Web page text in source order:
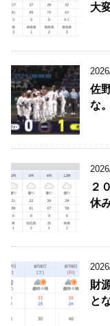
大
佐
な。
２
休
財
と